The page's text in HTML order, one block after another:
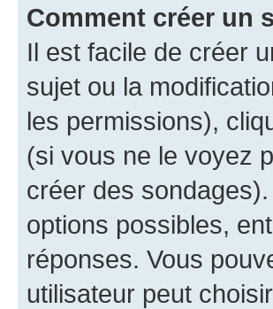
Comment créer un
Il est facile de créer
sujet ou la
les permissions),
(si vous ne le voyez
créer des
options possibles,
réponses. Vous
utilisateur peut